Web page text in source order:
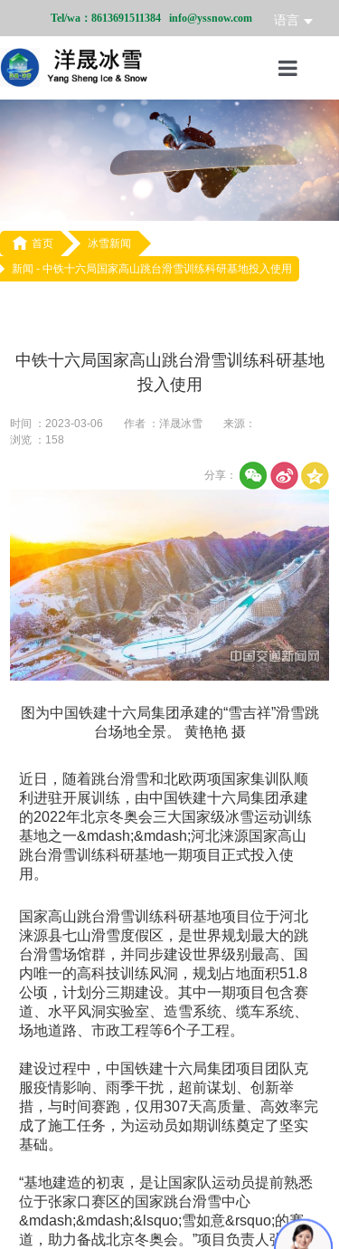
Tel/wa：8613691511384 info@yssnow.com 语言
首页
冰雪产品
冰雪业务
冰雪新闻
 首页
冰雪新闻
新闻 - 中铁十六局国家高山跳台滑雪训练科研基地投入使用
中铁十六局国家高山跳台滑雪训练科研基地
投入使用
时间 ：2023-03-06 作者 ：洋晟冰雪
来源：
浏览 ： 158
分享：
图为中国铁建十六局集团承建的“雪吉祥”滑雪跳
台场地全景。 黄艳艳 摄
近日，随着跳台滑雪和北欧两项国家集训队顺
利进驻开展训练，由中国铁建十六局集团承建
的2022年北京冬奥会三大国家级冰雪运动训练
基地之一&mdash;&mdash;河北涞源国家高山
跳台滑雪训练科研基地一期项目正式投入使
用。
国家高山跳台滑雪训练科研基地项目位于河北
涞源县七山滑雪度假区，是世界规划最大的跳
台滑雪场馆群，并同步建设世界级别最高、国
内唯一的高科技训练风洞，规划占地面积51.8
公顷，计划分三期建设。其中一期项目包含赛
道、水平风洞实验室、造雪系统、缆车系统、
场地道路、市政工程等6个子工程。
建设过程中，中国铁建十六局集团项目团队克
服疫情影响、雨季干扰，超前谋划、创新举
措，与时间赛跑，仅用307天高质量、高效率完
成了施工任务，为运动员如期训练奠定了坚实
基础。
“基地建造的初衷，是让国家队运动员提前熟悉
位于张家口赛区的国家跳台滑雪中心
&mdash;&mdash;&lsquo;雪如意&rsquo;的赛
道，助力备战北京冬奥会。”项目负责人张拥法